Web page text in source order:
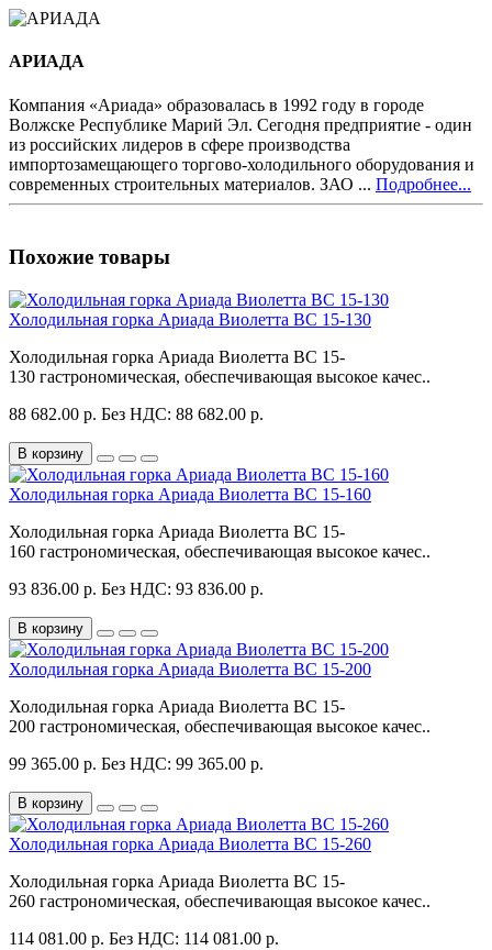
АРИАДА
Компания «Ариада» образовалась в 1992 году в городе
Волжске Республике Марий Эл. Сегодня предприятие - один
из российских лидеров в сфере производства
импортозамещающего торгово-холодильного оборудования и
современных строительных материалов. ЗАО ... Подробнее...
Похожие товары
Холодильная горка Ариада Виолетта ВС 15-130
Холодильная горка Ариада Виолетта ВС 15-
130 гастрономическая, обеспечивающая высокое качес..
88 682.00 р. Без НДС: 88 682.00 р.
В корзину
Холодильная горка Ариада Виолетта ВС 15-160
Холодильная горка Ариада Виолетта ВС 15-
160 гастрономическая, обеспечивающая высокое качес..
93 836.00 р. Без НДС: 93 836.00 р.
В корзину
Холодильная горка Ариада Виолетта ВС 15-200
Холодильная горка Ариада Виолетта ВС 15-
200 гастрономическая, обеспечивающая высокое качес..
99 365.00 р. Без НДС: 99 365.00 р.
В корзину
Холодильная горка Ариада Виолетта ВС 15-260
Холодильная горка Ариада Виолетта ВС 15-
260 гастрономическая, обеспечивающая высокое качес..
114 081.00 р. Без НДС: 114 081.00 р.